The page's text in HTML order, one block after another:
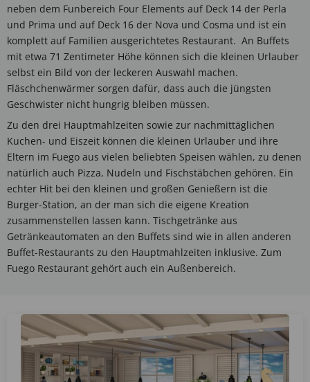
neben dem Funbereich Four Elements auf Deck 14 der Perla
und Prima und auf Deck 16 der Nova und Cosma und ist ein
komplett auf Familien ausgerichtetes Restaurant. An Buffets
mit etwa 71 Zentimeter Höhe können sich die kleinen Urlauber
selbst ein Bild von der leckeren Auswahl machen.
Fläschchenwärmer sorgen dafür, dass auch die jüngsten
Geschwister nicht hungrig bleiben müssen.
Zu den drei Hauptmahlzeiten sowie zur nachmittäglichen
Kuchen- und Eiszeit können die kleinen Urlauber und ihre
Eltern im Fuego aus vielen beliebten Speisen wählen, zu denen
natürlich auch Pizza, Nudeln und Fischstäbchen gehören. Ein
echter Hit bei den kleinen und großen Genießern ist die
Burger-Station, an der man sich die eigene Kreation
zusammenstellen lassen kann. Tischgetränke aus
Getränkeautomaten an den Buffets sind wie in allen anderen
Buffet-Restaurants zu den Hauptmahlzeiten inklusive. Zum
Fuego Restaurant gehört auch ein Außenbereich.